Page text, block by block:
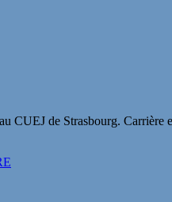
CUEJ de Strasbourg.